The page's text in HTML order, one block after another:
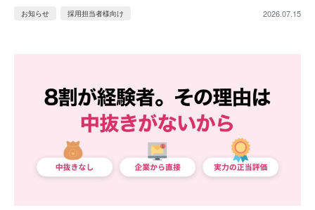
お知らせ 採用担当者様向け 2026.07.15